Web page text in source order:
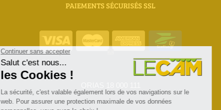
PAIEMENTS SÉCURISÉS SSL